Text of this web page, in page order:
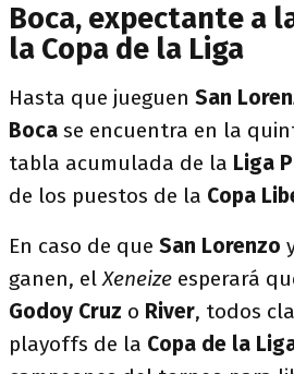
Boca, expectante a
la Copa de la Liga
Hasta que jueguen San
Boca se encuentra en la
tabla acumulada de la Liga
de los puestos de la Copa
En caso de que San Lorenzo
ganen, elXeneize esperará
Godoy Cruz o River, todos
playoffs de la Copa de la